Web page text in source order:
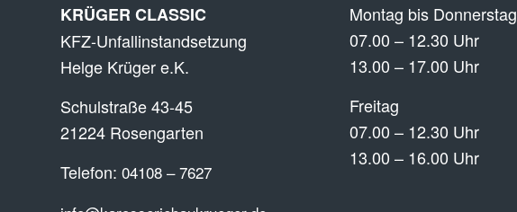
KRÜGER CLASSIC
KFZ-Unfallinstandsetzung
Helge Krüger e.K.
Schulstraße 43-45
21224 Rosengarten
Telefon: 04108 – 7627
Montag bis Donnerstag
07.00 – 12.30 Uhr
13.00 – 17.00 Uhr
Freitag
07.00 – 12.30 Uhr
13.00 – 16.00 Uhr